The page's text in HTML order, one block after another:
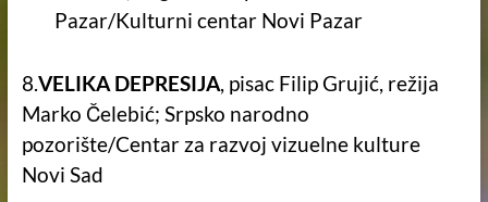
Pazar/Kulturni centar Novi Pazar
8.VELIKA DEPRESIJA, pisac Filip Grujić, režija
Marko Čelebić; Srpsko narodno
pozorište/Centar za razvoj vizuelne kulture
Novi Sad